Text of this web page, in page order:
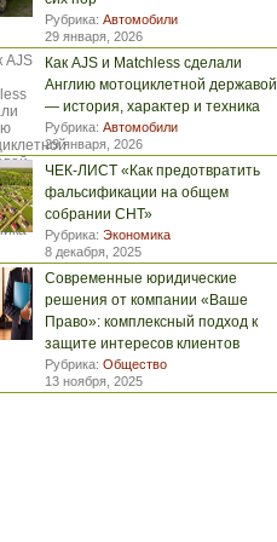
Рубрика: Автомобили
29 января, 2026
Как AJS и Matchless сделали
Англию мотоциклетной державой
— история, характер и техника
Рубрика: Автомобили
29 января, 2026
ЧЕК-ЛИСТ «Как предотвратить
фальсификации на общем
собрании СНТ»
Рубрика: Экономика
8 декабря, 2025
Современные юридические
решения от компании «Ваше
Право»: комплексный подход к
защите интересов клиентов
Рубрика: Общество
13 ноября, 2025